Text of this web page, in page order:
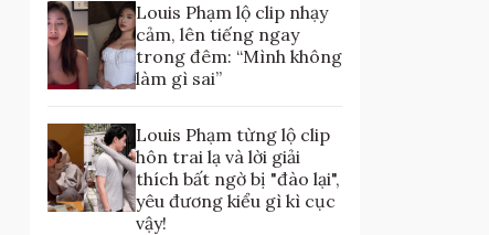
Louis Phạm lộ clip nhạy
cảm, lên tiếng ngay
trong đêm: “Mình không
làm gì sai”
Louis Phạm từng lộ clip
hôn trai lạ và lời giải
thích bất ngờ bị "đào lại",
yêu đương kiểu gì kì cục
vậy!